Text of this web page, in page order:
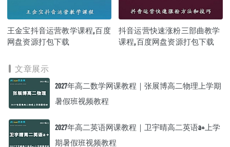
王金宝抖音运营教学课程,百度
网盘资源打包下载
抖音运营快速涨粉三部曲教学
课程,百度网盘资源打包下载
文章展示
2027年高二数学网课教程｜张展博高二物理上学期
暑假班视频教程
2027年高二英语网课教程｜卫宇晴高二英语a+上学
期暑假班视频教程